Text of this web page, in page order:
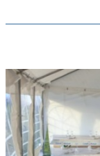
Inscription
Manifestations
Hebergements